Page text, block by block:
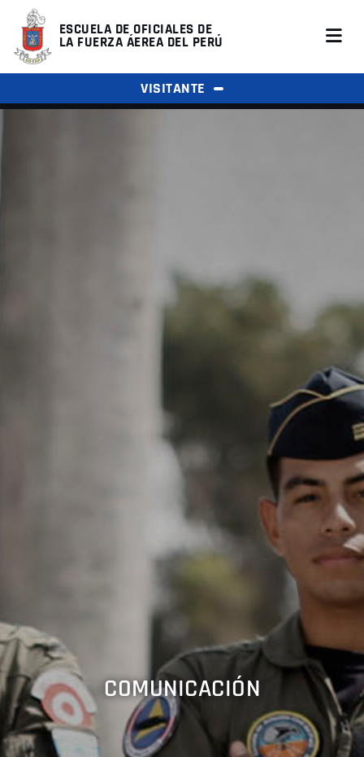
ESCUELA DE OFICIALES DE
LA FUERZA ÁEREA DEL PERÚ
VISITANTE
COMUNICACIÓN